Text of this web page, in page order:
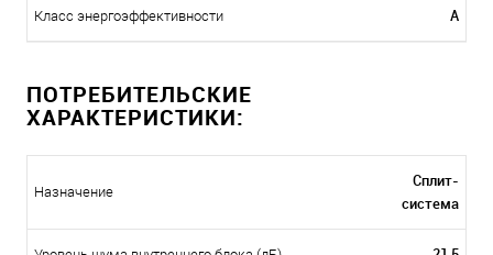
Класс энергоэффективности A
ПОТРЕБИТЕЛЬСКИЕ
ХАРАКТЕРИСТИКИ:
Назначение
Сплит-
система